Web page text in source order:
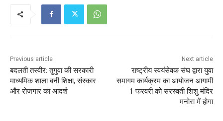
Previous article
बदलती तस्वीर: तुगुवा की सरकारी
माध्यमिक शाला बनी शिक्षा, संस्कार
और रोजगार का आदर्श
Next article
राष्ट्रीय स्वयंसेवक संघ द्वारा युवा
समागम कार्यक्रम का आयोजन आगामी
1 फरवरी को सरस्वती शिशु मंदिर
मनोरा में होगा